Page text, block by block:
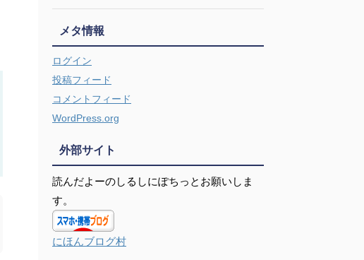
メタ情報
ログイン
投稿フィード
コメントフィード
WordPress.org
外部サイト
読んだよーのしるしにぽちっとお願いしま
す。
にほんブログ村